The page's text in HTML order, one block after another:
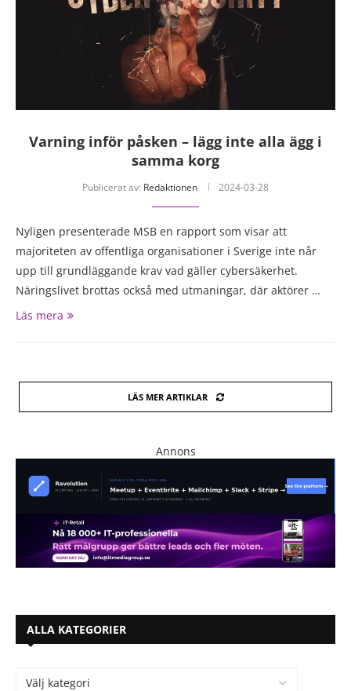
Varning inför påsken – lägg inte alla ägg i
samma korg
Publicerat av: Redaktionen 2024-03-28
Nyligen presenterade MSB en rapport som visar att
majoriteten av offentliga organisationer i Sverige inte når
upp till grundläggande krav vad gäller cybersäkerhet.
Näringslivet brottas också med utmaningar, där aktörer …
Läs mera
LÄS MER ARTIKLAR
Annons
ALLA KATEGORIER